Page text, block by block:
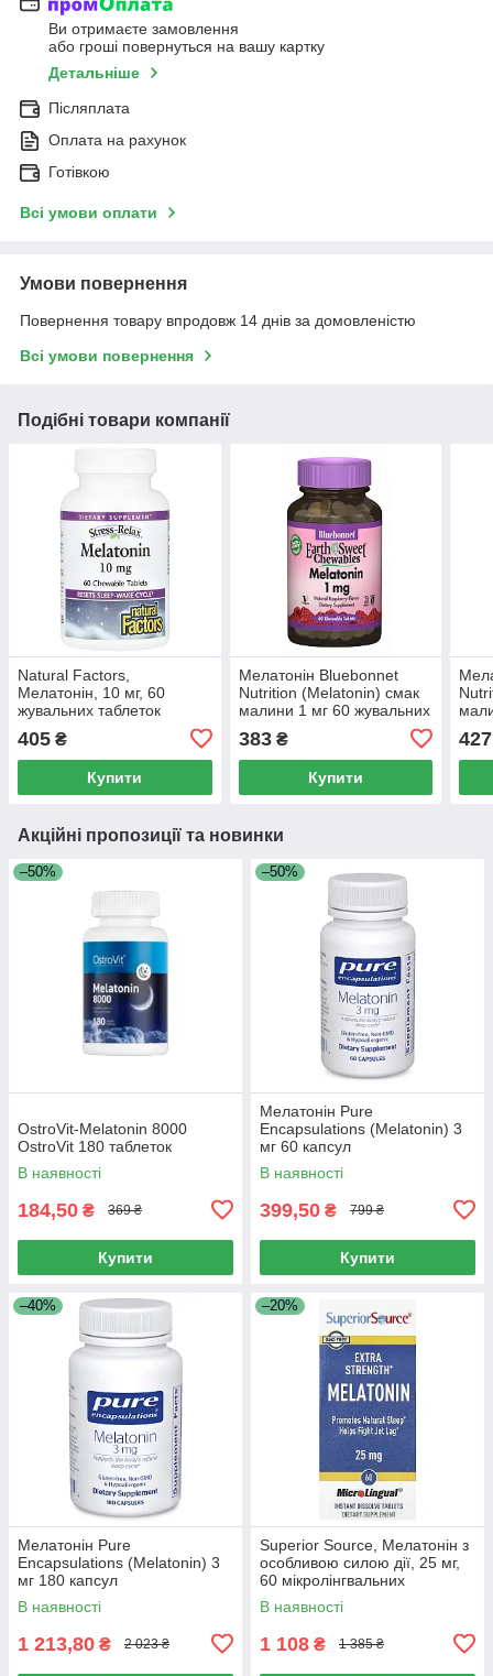
Ви отримаєте замовлення
або гроші повернуться на вашу картку
Детальніше
Післяплата
Оплата на рахунок
Готівкою
Всі умови оплати
Умови повернення
Повернення товару впродовж 14 днів за домовленістю
Всі умови повернення
Подібні товари компанії
Natural Factors,
Мелатонін, 10 мг, 60
жувальних таблеток
405 ₴
Купити
Мелатонін Bluebonnet
Nutrition (Melatonin) смак
малини 1 мг 60 жувальних
383₴
Купити
427
Акційні пропозиції та новинки
–50%
OstroVit-Melatonin 8000
OstroVit 180 таблеток
В наявності
184,50 ₴ 369 ₴
Купити
–50%
Мелатонін Pure
Encapsulations (Melatonin) 3
мг 60 капсул
В наявності
399,50 ₴ 799 ₴
Купити
–40%
Мелатонін Pure
Encapsulations (Melatonin) 3
мг 180 капсул
В наявності
1 213,80 ₴ 2 023 ₴
–20%
Superior Source, Мелатонін з
особливою силою дії, 25 мг,
60 мікролінгвальних
таблеток, що швидко
розчиняються.
В наявності
1 108 ₴ 1 385 ₴